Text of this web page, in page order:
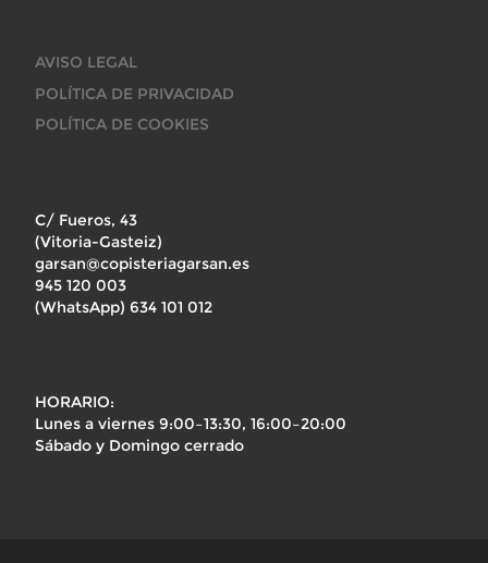
AVISO LEGAL
POLÍTICA DE PRIVACIDAD
POLÍTICA DE COOKIES
C/ Fueros, 43
(Vitoria-Gasteiz)
garsan@copisteriagarsan.es
945 120 003
(WhatsApp) 634 101 012
HORARIO:
Lunes a viernes 9:00–13:30, 16:00–20:00
Sábado y Domingo cerrado